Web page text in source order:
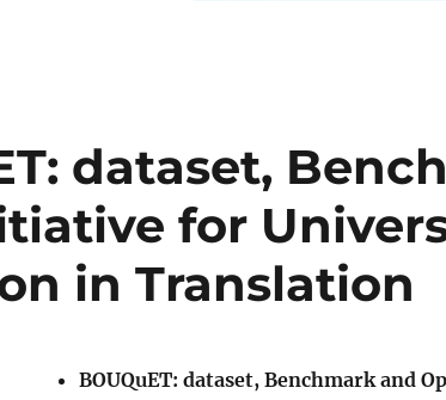
dataset,
for
in Translation
BOUQuET: dataset, Benchmark and